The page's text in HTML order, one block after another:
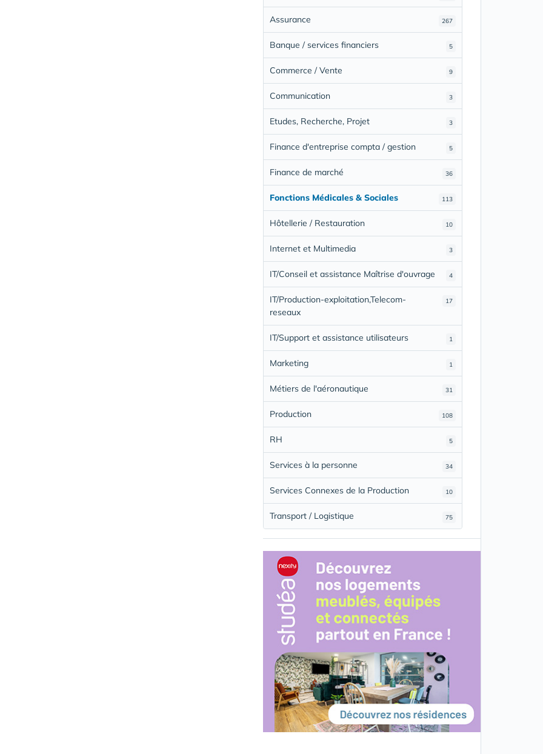
267
Assurance
5
Banque / services financiers
9
Commerce / Vente
3
Communication
3
Etudes, Recherche, Projet
5
Finance d'entreprise compta / gestion
36
Finance de marché
113
Fonctions Médicales & Sociales
10
Hôtellerie / Restauration
3
Internet et Multimedia
4
IT/Conseil et assistance Maîtrise d'ouvrage
17
IT/Production-exploitation,Telecom-
reseaux
1
IT/Support et assistance utilisateurs
1
Marketing
31
Métiers de l'aéronautique
108
Production
5
RH
34
Services à la personne
10
Services Connexes de la Production
75
Transport / Logistique